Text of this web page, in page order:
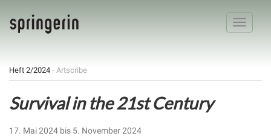
Toggle
Heft 2/2024 - Artscribe
Survival in the 21st Century
17. Mai 2024 bis 5. November 2024